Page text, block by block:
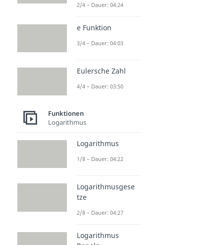
2/4 – Dauer: 04:24
e Funktion
3/4 – Dauer: 04:03
Eulersche Zahl
4/4 – Dauer: 03:50
Funktionen
Logarithmus
Logarithmus
1/8 – Dauer: 04:22
Logarithmusgese
tze
2/8 – Dauer: 04:27
Logarithmus